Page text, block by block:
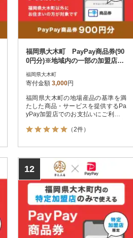
福岡県大木町 PayPay商品券(90
0円分)※地域内の一部の加盟店の
福岡県大木町
寄付金額 3,000円
福岡県大木町の地場産品の基準を満
たした商品・サービスを提供するPa
yPay加盟店でのお支払いにご利用い
はPayPay商品券を受け取れませんの
（2件）
12